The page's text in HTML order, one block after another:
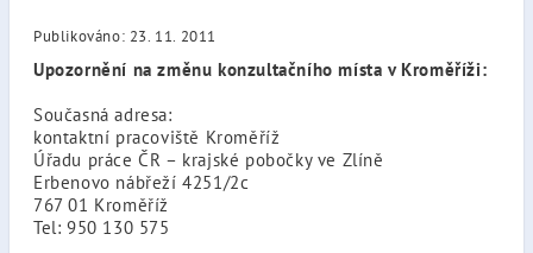
Publikováno: 23. 11. 2011
Upozornění na změnu konzultačního místa v Kroměříži:
Současná adresa:
kontaktní pracoviště Kroměříž
Úřadu práce ČR – krajské pobočky ve Zlíně
Erbenovo nábřeží 4251/2c
767 01 Kroměříž
Tel: 950 130 575